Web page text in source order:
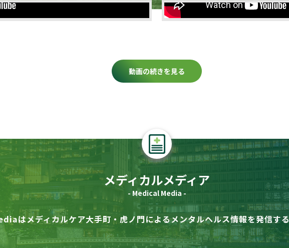
動画の続きを見る
メディカルメディア
- Medical Media -
はメディカルケア大手町・虎ノ門によるメンタルヘルス情報を発信する